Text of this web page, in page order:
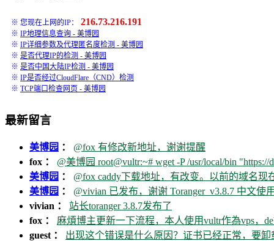
※ 您现在上网的IP： 216.73.216.191
※ IP地理信息查询 - 美博园
※ IP详细参数及代理匿名度检测 - 美博园
※ 是否代理IP的检测 - 美博园
※ 是否中国大陆IP检测 - 美博园
※ IP是否经过CloudFlare（CND）检测
※ TCP端口检查网页 - 美博园
最新留言
美博园 ： @fox 有修改新地址，谢谢提醒
fox ： @美博园 root@vultr:~# wget -P /usr/local/bin "https://
美博园 ： @fox caddy下载地址，有改变。以前的域名
美博园 ： @vivian 已发布，谢谢 Toranger_v3.8.7 中文使
vivian ： 站长toranger 3.8.7发布了
fox ： 麻煩博主更新一下流程，本人使用vultr作為vps，
guest ： 出现这个错误是什么原因？证书已经正常，要卸